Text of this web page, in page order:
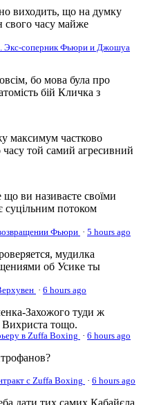
виходить, що на думку
свого часу майже
Экс-соперник Фьюри и Джошуа
бо мова була про
бій Кличка з
максимум частково
той самий агресивний
що ви називаєте своїми
суцільним потоком
Фьюри · 5 hours ago
мудилка
об Усике ты
· 6 hours ago
Захожого туди ж
Вихриста тощо.
в Zuffa Boxing · 6 hours ago
с Zuffa Boxing · 6 hours ago
дати тих самих Кабайєла